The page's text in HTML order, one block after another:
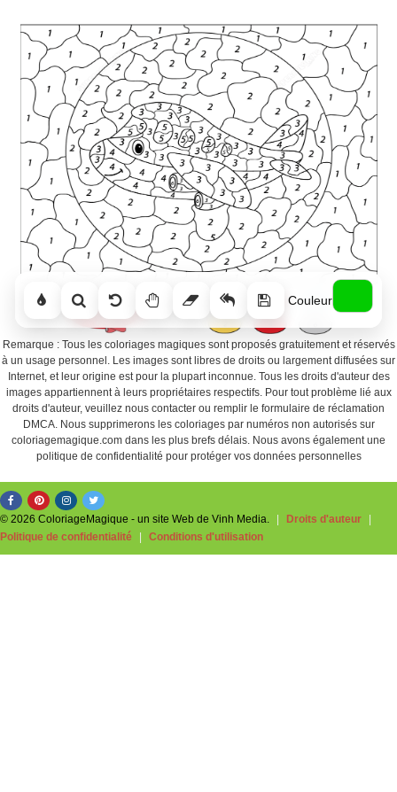
Couleur
Remarque : Tous les coloriages magiques sont proposés gratuitement et réservés
à un usage personnel. Les images sont libres de droits ou largement diffusées sur
Internet, et leur origine est pour la plupart inconnue. Tous les droits d'auteur des
images appartiennent à leurs propriétaires respectifs. Pour tout problème lié aux
droits d'auteur, veuillez nous contacter ou remplir le formulaire de réclamation
DMCA. Nous supprimerons les coloriages par numéros non autorisés sur
coloriagemagique.com dans les plus brefs délais. Nous avons également une
politique de confidentialité pour protéger vos données personnelles
© 2026 ColoriageMagique - un site Web de Vinh Media. Droits d'auteur
Politique de confidentialité
Conditions d'utilisation